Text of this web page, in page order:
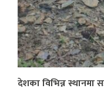
देशका विभिन्न स्थानमा